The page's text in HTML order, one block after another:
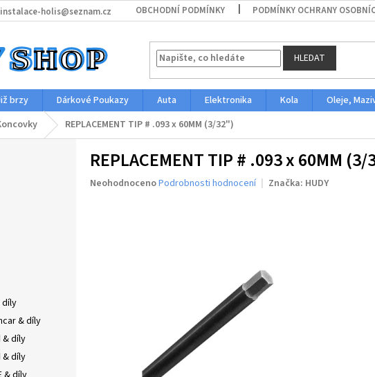
instalace-holis@seznam.cz OBCHODNÍ PODMÍNKY PODMÍNKY OCHRANY
HLEDAT
brzy Dárkové Poukazy Auta Elektronika Kola Oleje,
REPLACEMENT TIP # .093 x 60MM (3/32")
díly
& díly
& díly
& díly
REPLACEMENT TIP # .093 x 60MM
Průměrné
NeohodnocenoPodrobnosti hodnocení Značka: HUDY